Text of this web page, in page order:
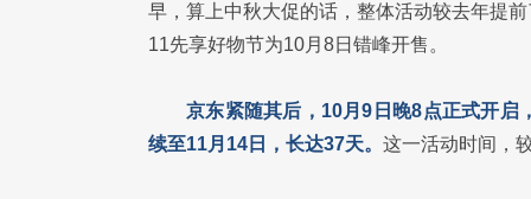
早，算上中秋大促的话，整体活动较去年提
11先享好物节为10月8日错峰开售。
京东紧随其后，10月9日晚8点正式开启
续至11月14日，长达37天。 这一活动时间，